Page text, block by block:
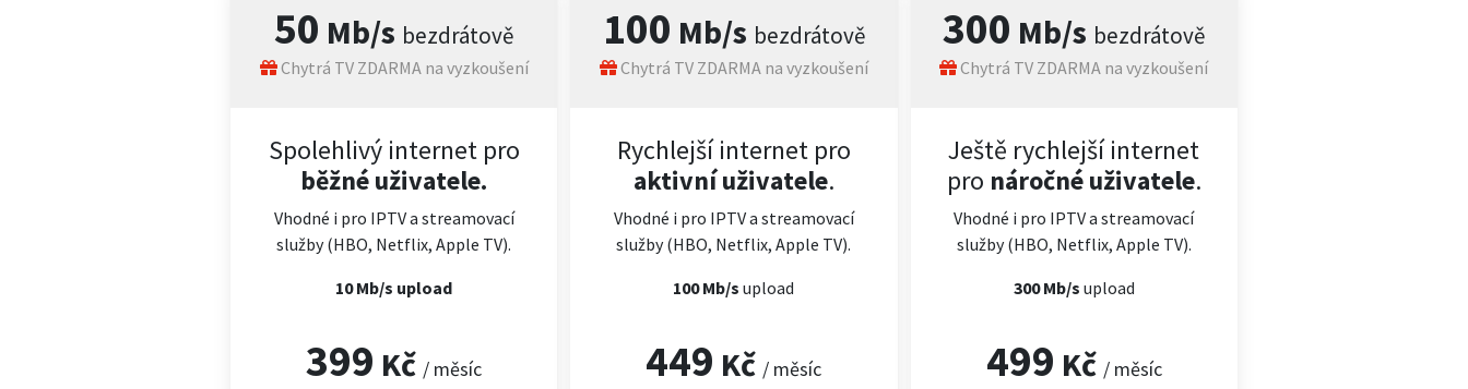
50 Mb/s bezdrátově
Chytrá TV ZDARMA na vyzkoušení
Spolehlivý internet pro
běžné uživatele.
Vhodné i pro IPTV a streamovací
služby (HBO, Netflix, Apple TV).
10 Mb/s upload
399 Kč / měsíc
100 Mb/s bezdrátově
Chytrá TV ZDARMA na vyzkoušení
Rychlejší internet pro
aktivní uživatele.
Vhodné i pro IPTV a streamovací
služby (HBO, Netflix, Apple TV).
100 Mb/supload
449 Kč / měsíc
300 Mb/s bezdrátově
Chytrá TV ZDARMA na vyzkoušení
Ještě rychlejší internet
pro náročné uživatele.
Vhodné i pro IPTV a streamovací
služby (HBO, Netflix, Apple TV).
300 Mb/s upload
499 Kč / měsíc